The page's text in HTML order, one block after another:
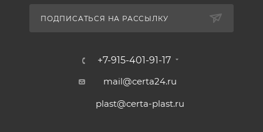
ПОДПИСАТЬСЯ НА РАССЫЛКУ
+7-915-401-91-17
mail@certa24.ru
plast@certa-plast.ru